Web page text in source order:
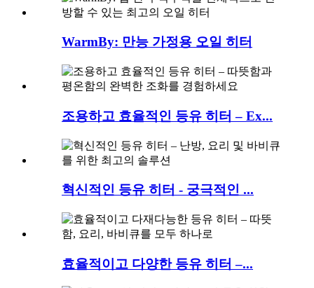
WarmBy: 만능 가정용 오일 히터
조용하고 효율적인 등유 히터 – Ex...
혁신적인 등유 히터 - 궁극적인 ...
효율적이고 다양한 등유 히터 –...